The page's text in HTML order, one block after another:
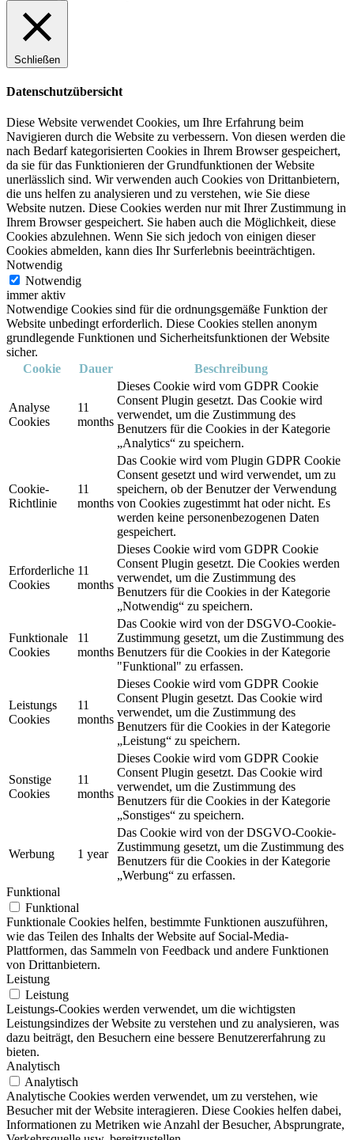
Schließen
Datenschutzübersicht
Diese Website verwendet Cookies, um Ihre Erfahrung beim
Navigieren durch die Website zu verbessern. Von diesen werden die
nach Bedarf kategorisierten Cookies in Ihrem Browser gespeichert,
da sie für das Funktionieren der Grundfunktionen der Website
unerlässlich sind. Wir verwenden auch Cookies von Drittanbietern,
die uns helfen zu analysieren und zu verstehen, wie Sie diese
Website nutzen. Diese Cookies werden nur mit Ihrer Zustimmung in
Ihrem Browser gespeichert. Sie haben auch die Möglichkeit, diese
Cookies abzulehnen. Wenn Sie sich jedoch von einigen dieser
Cookies abmelden, kann dies Ihr Surferlebnis beeinträchtigen.
Notwendig
Notwendig
immer aktiv
Notwendige Cookies sind für die ordnungsgemäße Funktion der
Website unbedingt erforderlich. Diese Cookies stellen anonym
grundlegende Funktionen und Sicherheitsfunktionen der Website
sicher.
Cookie
Dauer Beschreibung
Analyse
Cookies
11
months
Dieses Cookie wird vom GDPR Cookie
Consent Plugin gesetzt. Das Cookie wird
verwendet, um die Zustimmung des
Benutzers für die Cookies in der Kategorie
„Analytics“ zu speichern.
Cookie-
Richtlinie
11
months
Das Cookie wird vom Plugin GDPR Cookie
Consent gesetzt und wird verwendet, um zu
speichern, ob der Benutzer der Verwendung
von Cookies zugestimmt hat oder nicht. Es
werden keine personenbezogenen Daten
gespeichert.
Erforderliche
Cookies
11
months
Dieses Cookie wird vom GDPR Cookie
Consent Plugin gesetzt. Die Cookies werden
verwendet, um die Zustimmung des
Benutzers für die Cookies in der Kategorie
„Notwendig“ zu speichern.
Funktionale
Cookies
11
months
Das Cookie wird von der DSGVO-Cookie-
Zustimmung gesetzt, um die Zustimmung des
Benutzers für die Cookies in der Kategorie
"Funktional" zu erfassen.
Leistungs
Cookies
11
months
Dieses Cookie wird vom GDPR Cookie
Consent Plugin gesetzt. Das Cookie wird
verwendet, um die Zustimmung des
Benutzers für die Cookies in der Kategorie
„Leistung“ zu speichern.
Sonstige
Cookies
11
months
Dieses Cookie wird vom GDPR Cookie
Consent Plugin gesetzt. Das Cookie wird
verwendet, um die Zustimmung des
Benutzers für die Cookies in der Kategorie
„Sonstiges“ zu speichern.
Werbung 1 year
Das Cookie wird von der DSGVO-Cookie-
Zustimmung gesetzt, um die Zustimmung des
Benutzers für die Cookies in der Kategorie
„Werbung“ zu erfassen.
Funktional
Funktional
Funktionale Cookies helfen, bestimmte Funktionen auszuführen,
wie das Teilen des Inhalts der Website auf Social-Media-
Plattformen, das Sammeln von Feedback und andere Funktionen
von Drittanbietern.
Leistung
Leistung
Leistungs-Cookies werden verwendet, um die wichtigsten
Leistungsindizes der Website zu verstehen und zu analysieren, was
dazu beiträgt, den Besuchern eine bessere Benutzererfahrung zu
bieten.
Analytisch
Analytisch
Analytische Cookies werden verwendet, um zu verstehen, wie
Besucher mit der Website interagieren. Diese Cookies helfen dabei,
Informationen zu Metriken wie Anzahl der Besucher, Absprungrate,